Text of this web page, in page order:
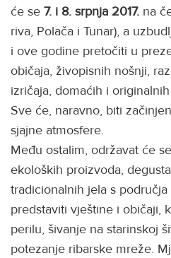
će se 7. i 8. srpnja 2017. na
riva, Polača i Tunar), a
i ove godine pretočiti u
običaja, živopisnih nošnji,
izričaja, domaćih i
Sve će, naravno, biti
sjajne atmosfere.
Među ostalim, održavat će
ekoloških proizvoda,
tradicionalnih jela s
predstaviti vještine i običaji,
perilu, šivanje na starinskoj
potezanje ribarske mreže.